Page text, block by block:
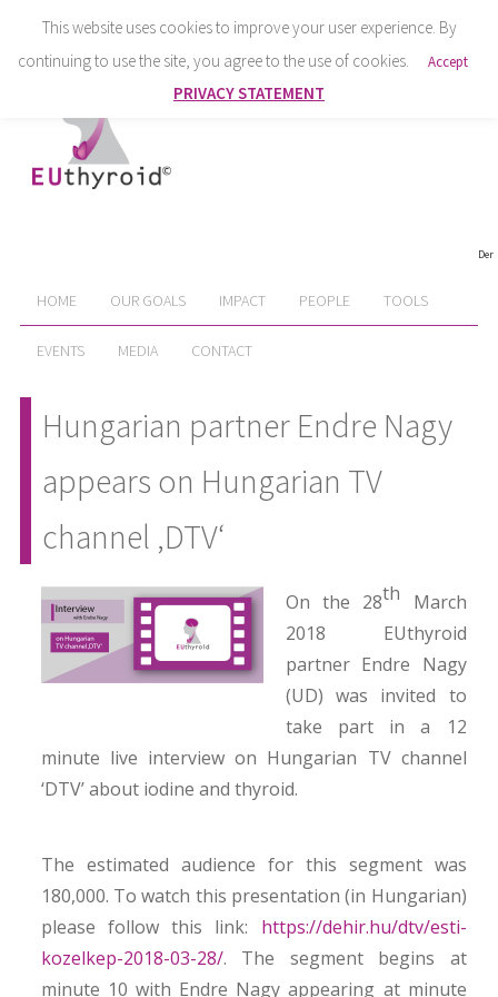
HOME OUR GOALS IMPACT PEOPLE TOOLS
EVENTS MEDIA CONTACT
Hungarian partner Endre Nagy
appears on Hungarian TV
channel ‚DTV‘
On the 28th March
2018 EUthyroid
partner Endre Nagy
(UD) was invited to
take part in a 12
minute live interview on Hungarian TV channel
‘DTV’ about iodine and thyroid.
The estimated audience for this segment was
180,000. To watch this presentation (in Hungarian)
please follow this link: https://dehir.hu/dtv/esti-
kozelkep-2018-03-28/. The segment begins at
minute 10 with Endre Nagy appearing at minute
Der
This website uses cookies to improve your user experience. By
continuing to use the site, you agree to the use of cookies.
Accept
PRIVACY STATEMENT